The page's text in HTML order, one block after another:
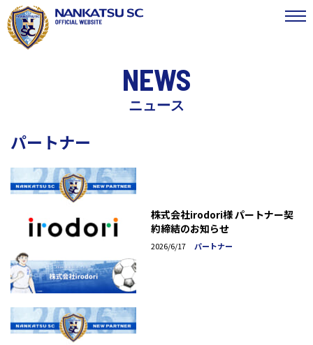
NEWS
ニュース
パートナー
株式会社irodori様 パートナー契
約締結のお知らせ
2026/6/17 パートナー